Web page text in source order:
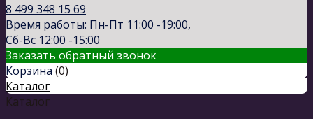
8 499 348 15 69
Время работы: Пн-Пт 11:00 -19:00,
Сб-Вс 12:00 -15:00
Заказать обратный звонок
Корзина (0)
Каталог
Каталог